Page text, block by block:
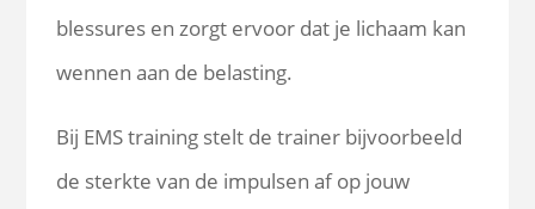
blessures en zorgt ervoor dat je lichaam kan
wennen aan de belasting.
Bij EMS training stelt de trainer bijvoorbeeld
de sterkte van de impulsen af op jouw